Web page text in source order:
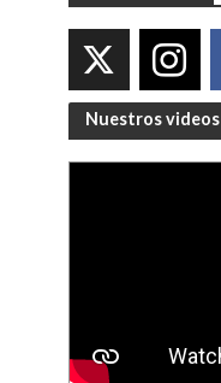
Nuestros videos